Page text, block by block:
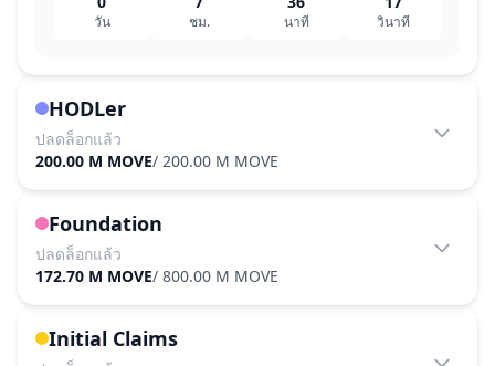
วัน ชม. นาที วินาที
HODLer
ปลดล็อกแล้ว
200.00 M MOVE/ 200.00 M MOVE
Foundation
ปลดล็อกแล้ว
172.70 M MOVE/ 800.00 M MOVE
Initial Claims